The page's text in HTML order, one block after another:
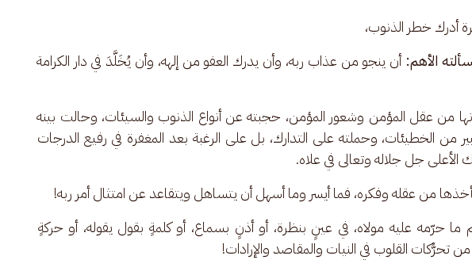
أدرك خطر الذنوب،
الأهم: أن ينجو من عذاب ربه، وأن يدرك العفو من إلهه، وأن يُخَلَّدَ في دار الكرامة
من عقل المؤمن وشعور المؤمن، حجبته عن أنواع الذنوب والسيئات، وحالت بينه
من الخطيئات، وحملته على التدارك، بل على الرغبة بعد المغفرة في رفيع الدرجات
الأعلى جل جلاله وتعالى في علاه.
من عقله وفكره، فما أيسر وما أسهل أن يتساهل ويتقاعد عن امتثال أمر ربه!
حرّمه عليه مولاه، في عينٍ بنظرة، أو أذنٍ بسماع، أو كلمةٍ بقول يقوله، أو حركةٍ
تحرُّكات القلوب في النيات والمقاصد والإرادات!